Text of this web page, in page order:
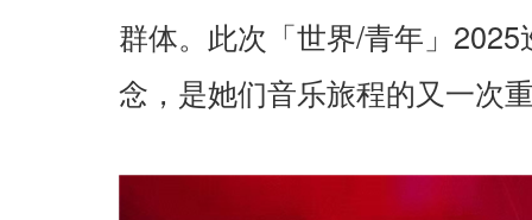
群体。此次「世界/青年」 2025
念，是她们音乐旅程的又一次